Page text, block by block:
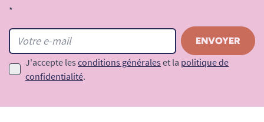
Voir tous les produits pour m'aider à gérer mes
problèmes d'incontinence.
*
J'accepte les conditions générales et la politique de
confidentialité.